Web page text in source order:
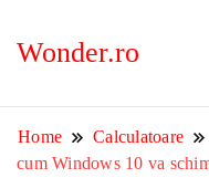
Wonder.ro
Home Calculatoare
cum Windows 10 va